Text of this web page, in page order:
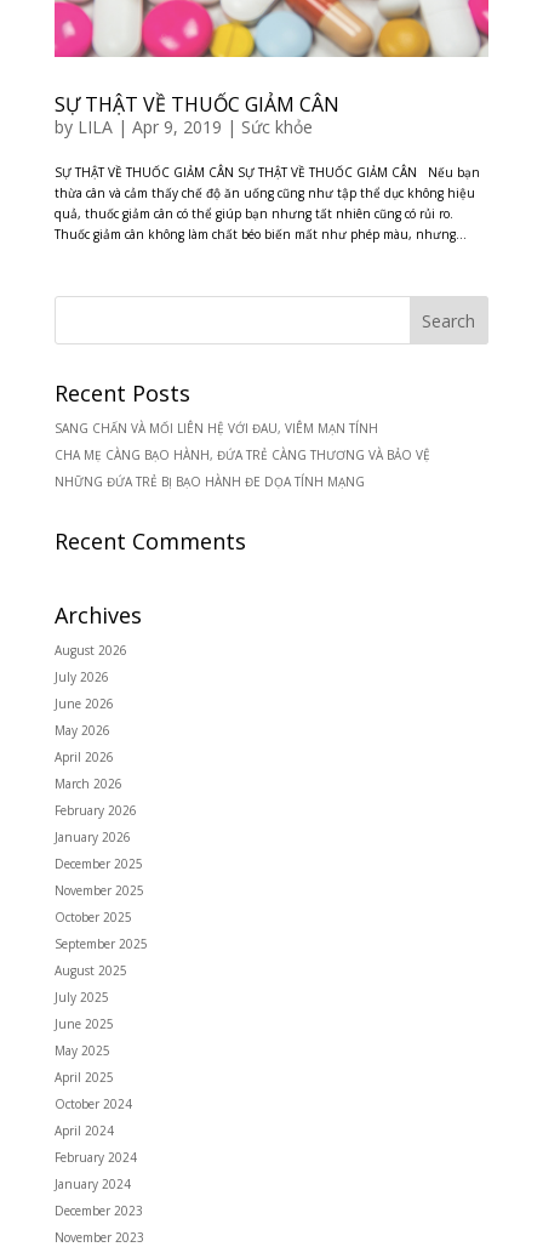
SỰ THẬT VỀ THUỐC GIẢM CÂN
by LILA| Apr 9, 2019 | Sức khỏe
SỰ THẬT VỀ THUỐC GIẢM CÂN SỰ THẬT VỀ THUỐC GIẢM CÂN Nếu bạn
thừa cân và cảm thấy chế độ ăn uống cũng như tập thể dục không hiệu
quả, thuốc giảm cân có thể giúp bạn nhưng tất nhiên cũng có rủi ro.
Thuốc giảm cân không làm chất béo biến mất như phép màu, nhưng...
Recent Posts
SANG CHẤN VÀ MỐI LIÊN HỆ VỚI ĐAU, VIÊM MẠN TÍNH
CHA MẸ CÀNG BẠO HÀNH, ĐỨA TRẺ CÀNG THƯƠNG VÀ BẢO VỆ
NHỮNG ĐỨA TRẺ BỊ BẠO HÀNH ĐE DỌA TÍNH MẠNG
Recent Comments
Archives
August 2026
July 2026
June 2026
May 2026
April 2026
March 2026
February 2026
January 2026
December 2025
November 2025
October 2025
September 2025
August 2025
July 2025
June 2025
May 2025
April 2025
October 2024
April 2024
February 2024
January 2024
December 2023
November 2023